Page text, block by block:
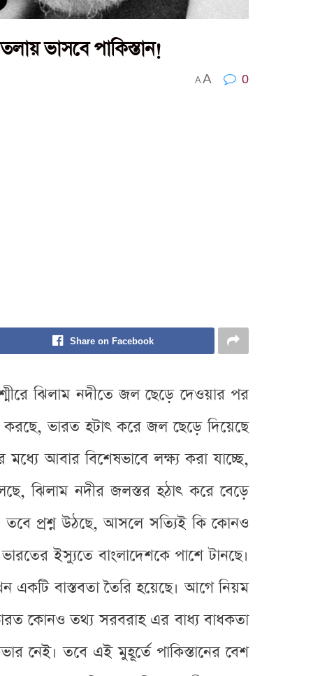
ভাসবে পাকিস্তান!
AA 0
Share on Facebook
ঝিলাম নদীতে জল ছেড়ে দেওয়ার পর
করছে, ভারত হটাৎ করে জল ছেড়ে দিয়েছে
আবার বিশেষভাবে লক্ষ্য করা যাচ্ছে,
ঝিলাম নদীর জলস্তর হঠাৎ করে বেড়ে
তবে প্রশ্ন উঠছে, আসলে সত্যিই কি কোনও
ইস্যুতে বাংলাদেশকে পাশে টানছে।
বাস্তবতা তৈরি হয়েছে। আগে নিয়ম
কোনও তথ্য সরবরাহ এর বাধ্য বাধকতা
নেই। তবে এই মুহূর্তে পাকিস্তানের বেশ